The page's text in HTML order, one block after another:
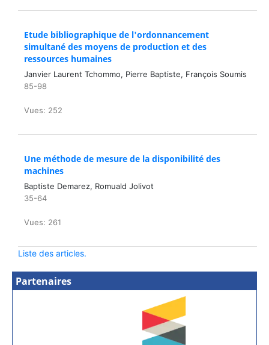
Etude bibliographique de l'ordonnancement
simultané des moyens de production et des
ressources humaines
Janvier Laurent Tchommo, Pierre Baptiste, François Soumis
85-98
Vues: 252
Une méthode de mesure de la disponibilité des
machines
Baptiste Demarez, Romuald Jolivot
35-64
Vues: 261
Liste des articles.
Partenaires